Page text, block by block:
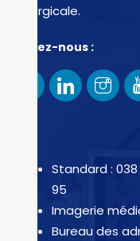
chirurgicale.
Suivez-nous :
Standard :
95
Imagerie
Bureau des